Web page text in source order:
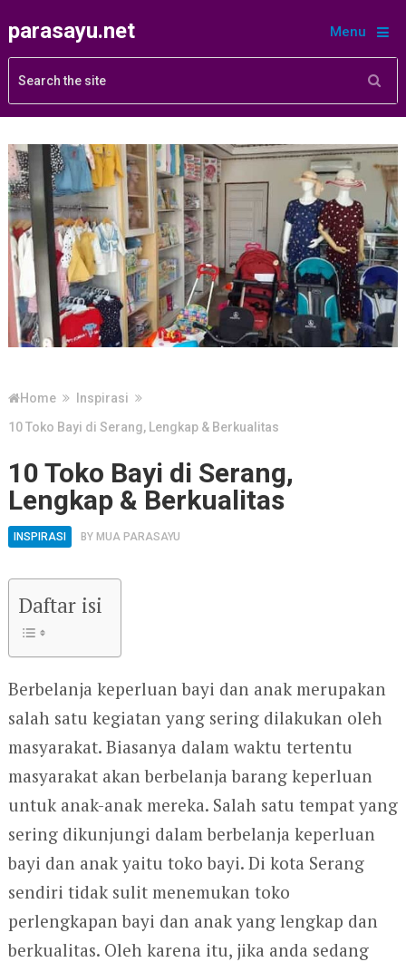
parasayu.net Menu
Home
Inspirasi
10 Toko Bayi di Serang, Lengkap & Berkualitas
10 Toko Bayi di Serang,
Lengkap & Berkualitas
INSPIRASI BY MUA PARASAYU
Daftar isi
Berbelanja keperluan bayi dan anak merupakan
salah satu kegiatan yang sering dilakukan oleh
masyarakat. Biasanya dalam waktu tertentu
masyarakat akan berbelanja barang keperluan
untuk anak-anak mereka. Salah satu tempat yang
sering dikunjungi dalam berbelanja keperluan
bayi dan anak yaitu toko bayi. Di kota Serang
sendiri tidak sulit menemukan toko
perlengkapan bayi dan anak yang lengkap dan
berkualitas. Oleh karena itu, jika anda sedang